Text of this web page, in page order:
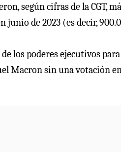
según cifras de la CGT,
de 2023 (es decir,
los poderes ejecutivos
Macron sin una votación